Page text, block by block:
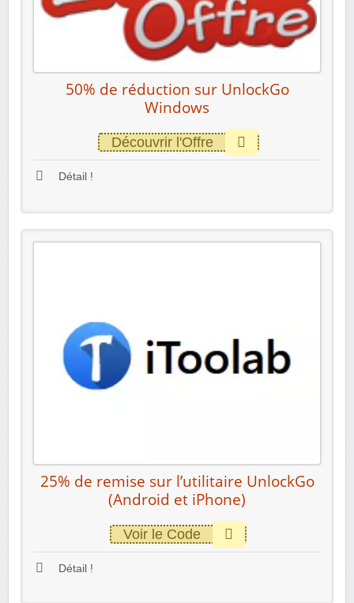
50% de réduction sur UnlockGo
Windows
Découvrir l'Offre
Détail !
25% de remise sur l’utilitaire UnlockGo
(Android et iPhone)
Voir le Code
Détail !